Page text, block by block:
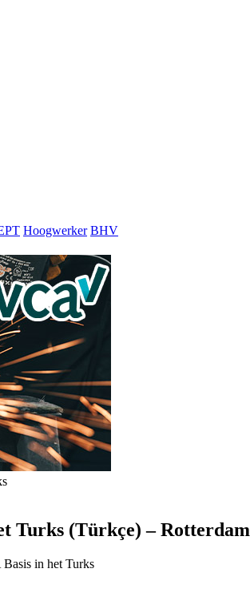
Hoogwerker BHV
Turks (Türkçe) – Rotterdam
in het Turks